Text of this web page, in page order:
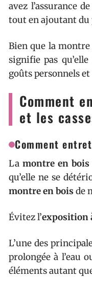
avez l’assurance
tout en ajoutant du
Bien que la montre
signifie pas
goûts personnels
Comment
et les
Comment
La montre en bois
qu’elle ne se
montre en bois de
Évitez l’exposition
L’une des
prolongée à l’eau
éléments autant